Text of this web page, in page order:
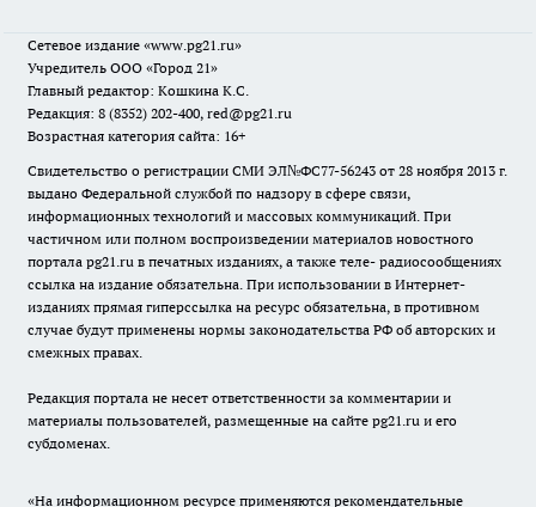
Сетевое издание «www.pg21.ru»
Учредитель ООО «Город 21»
Главный редактор: Кошкина К.С.
Редакция: 8 (8352) 202-400, red@pg21.ru
Возрастная категория сайта: 16+
Свидетельство о регистрации СМИ ЭЛ№ФС77-56243 от 28 ноября 2013 г.
выдано Федеральной службой по надзору в сфере связи,
информационных технологий и массовых коммуникаций. При
частичном или полном воспроизведении материалов новостного
портала pg21.ru в печатных изданиях, а также теле- радиосообщениях
ссылка на издание обязательна. При использовании в Интернет-
изданиях прямая гиперссылка на ресурс обязательна, в противном
случае будут применены нормы законодательства РФ об авторских и
смежных правах.
Редакция портала не несет ответственности за комментарии и
материалы пользователей, размещенные на сайте pg21.ru и его
субдоменах.
«На информационном ресурсе применяются рекомендательные